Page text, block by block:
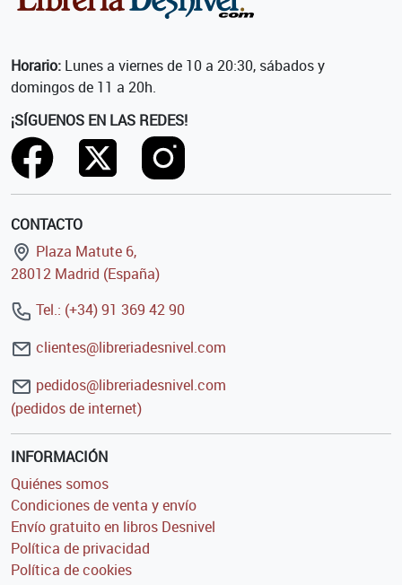
Horario: Lunes a viernes de 10 a 20:30, sábados y
domingos de 11 a 20h.
¡SÍGUENOS EN LAS REDES!
CONTACTO
Plaza Matute 6,
28012 Madrid (España)
Tel.: (+34) 91 369 42 90
clientes@libreriadesnivel.com
pedidos@libreriadesnivel.com
(pedidos de internet)
INFORMACIÓN
Quiénes somos
Condiciones de venta y envío
Envío gratuito en libros Desnivel
Política de privacidad
Política de cookies